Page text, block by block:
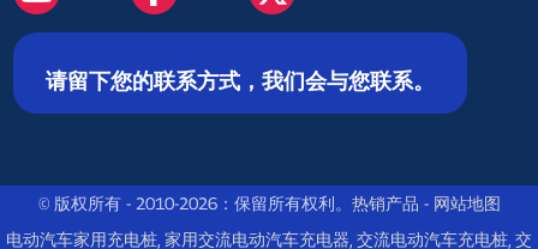
请留下您的联系方式，我们会与您联系。
© 版权所有 - 2010-2026：保留所有权利。 热销产品 - 网站地图
电动汽车家用充电桩 家用交流电动汽车充电器 交流电动汽车充电桩 交